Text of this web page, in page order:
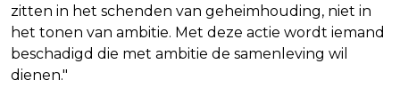
zitten in het schenden van geheimhouding, niet in
het tonen van ambitie. Met deze actie wordt iemand
beschadigd die met ambitie de samenleving wil
dienen."